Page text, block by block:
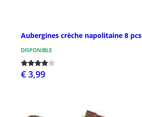
Aubergines crèche napolitaine 8
DISPONIBLE
€ 3,99